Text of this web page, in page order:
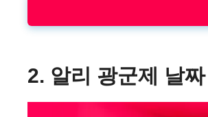
2. 알리 광군제 날